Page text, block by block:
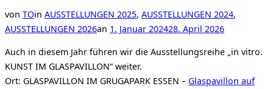
von TOin AUSSTELLUNGEN 2025, AUSSTELLUNGEN 2024,
AUSSTELLUNGEN 2026an Veröffentlicht
1. Januar 202428. April 2026
Auch in diesem Jahr führen wir die Ausstellungsreihe „in vitro.
KUNST IM GLASPAVILLON“ weiter.
Ort: GLASPAVILLON IM GRUGAPARK ESSEN – Glaspavillon auf